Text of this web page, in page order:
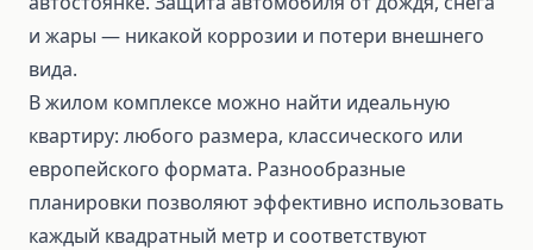
и жары — никакой коррозии и потери внешнего
вида.
В жилом комплексе можно найти идеальную
квартиру: любого размера, классического или
европейского формата. Разнообразные
планировки позволяют эффективно использовать
каждый квадратный метр и соответствуют